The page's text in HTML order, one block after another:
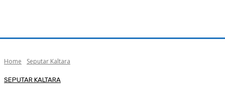
Home Seputar Kaltara
SEPUTAR KALTARA